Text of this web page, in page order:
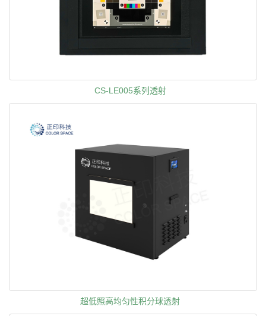
CS-LE005系列透射
超低照高均匀性积分球透射